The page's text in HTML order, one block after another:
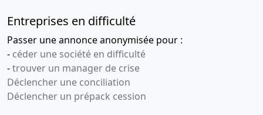
Entreprises en difficulté
Passer une annonce anonymisée pour :
- céder une société en difficulté
-trouver un manager de crise
Déclencher une conciliation
Déclencher un prépack cession